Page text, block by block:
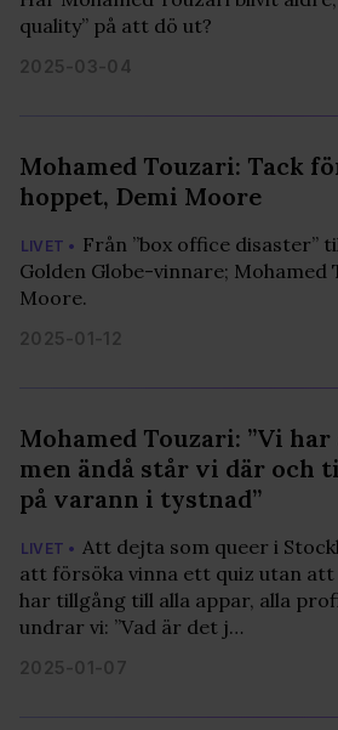
quality” på att dö ut?
2025-03-04
Mohamed Touzari: Tack
hoppet, Demi Moore
LIVET • Från ”box office disaster”
Golden Globe-vinnare; Mohamed
Moore.
2025-01-12
Mohamed Touzari: ”Vi
men ändå står vi där och
på varann i tystnad”
LIVET • Att dejta som queer i
att försöka vinna ett quiz utan
har tillgång till alla appar, alla
undrar vi: ”Vad är det j…
2025-01-07